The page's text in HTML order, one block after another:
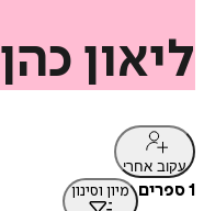
ליאון כהן
עקוב אחרי
1 ספרים מיון וסינון